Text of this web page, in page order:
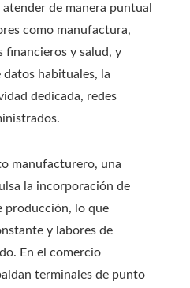
de manera puntual
como manufactura,
financieros y salud, y
datos habituales, la
dedicada, redes
manufacturero, una
la incorporación de
producción, lo que
y labores de
En el comercio
terminales de punto